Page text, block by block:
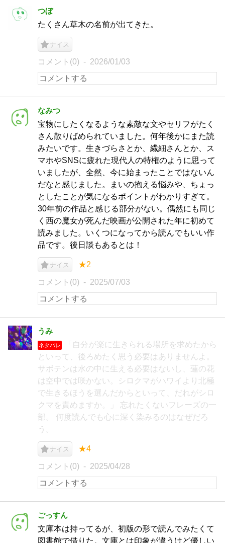
つぼ
たくさん草木の名前が出てきた。
ナイス
コメント(0) 2026/01/03
なみつ
宝物にしたくなるような素敵な文やセリフがたく
さん散りばめられていました。何年後かにまた読
みたいです。生きづらさとか、繊細さんとか、ス
マホやSNSに疲れた現代人の特権のように思って
いましたが、全然、今に始まったことではないん
だなと感じました。まいの抱える悩みや、ちょっ
としたことが気になるポイントがわかりすぎて。
30年前の作品と感じる部分がない。偶然にも同じ
く西の魔女が死んだ映画が公開された年に初めて
読みました。いくつになってから読んでもいい作
品です。後日談もあるとは！
ナイス ★2
コメント(0) 2025/07/03
うみ
ネタバレ
「自分が楽に生きられる場所を求めたから
といって、後ろめたく思う必要はありませんよ。
サボテンは水の中に生える必要はないし、蓮の花
は空中では咲かない。シロクマがハワイより北極
で生きるほうを選んだからといって、だれがシロ
クマを責めますか。」 忘れたくないフレーズの一
部。 何度読んでも心に深く染みるのはなぜだろ
う。
ナイス ★4
コメント(0) 2025/04/28
ごっすん
文庫本は持ってるが、初版の形で読んでみたくて
図書館で借りた。文庫とは印象が違うけど優しい